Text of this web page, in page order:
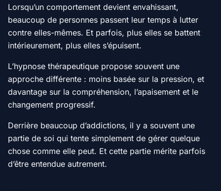
Lorsqu’un comportement devient envahissant,
beaucoup de personnes passent leur temps à lutter
contre elles-mêmes. Et parfois, plus elles se battent
intérieurement, plus elles s’épuisent.
L’hypnose thérapeutique propose souvent une
approche différente : moins basée sur la pression, et
davantage sur la compréhension, l’apaisement et le
changement progressif.
Derrière beaucoup d’addictions, il y a souvent une
partie de soi qui tente simplement de gérer quelque
chose comme elle peut. Et cette partie mérite parfois
d’être entendue autrement.